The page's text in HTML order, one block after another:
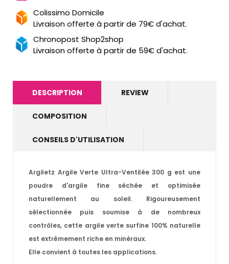
Colissimo Domicile
Livraison offerte à partir de 79€ d'achat.
Chronopost Shop2shop
Livraison offerte à partir de 59€ d'achat.
DESCRIPTION REVIEW
COMPOSITION
CONSEILS D'UTILISATION
Argiletz Argile Verte Ultra-Ventilée 300 g est une
poudre d'argile fine séchée et optimisée
naturellement au soleil. Rigoureusement
sélectionnée puis soumise à de nombreux
contrôles, cette argile verte surfine 100% naturelle
est extrêmement riche en minéraux.
Elle convient à toutes les applications.